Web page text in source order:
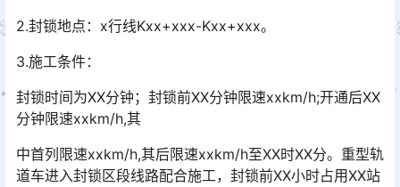
2.封锁地点：x行线Kxx+xxx-Kxx+xxx。
3.施工条件：
封锁时间为XX分钟；封锁前XX分钟限速xxkm/h;开通后XX
分钟限速xxkm/h,其
中首列限速xxkm/h,其后限速xxkm/h至XX时XX分。重型轨
道车进入封锁区段线路配合施工，封锁前XX小时占用XX站